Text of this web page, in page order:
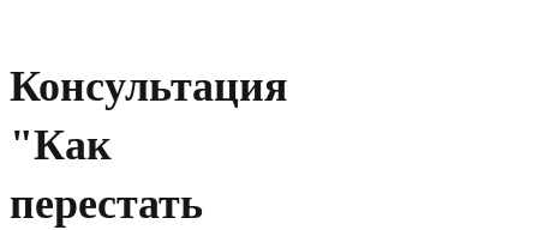
Консультация
"Как
перестать